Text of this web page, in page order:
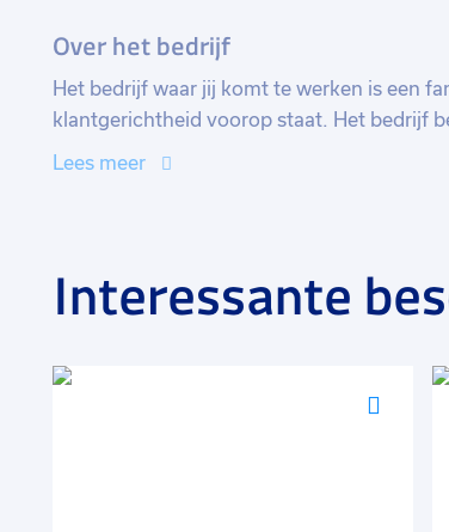
Over het bedrijf
Het bedrijf waar jij komt te werken is een
klantgerichtheid voorop staat. Het bedrijf
beveiligingsbedrijven in Nederland. Zij
Lees meer
Interessante